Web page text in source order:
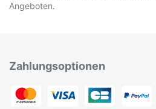
Angeboten.
Zahlungsoptionen